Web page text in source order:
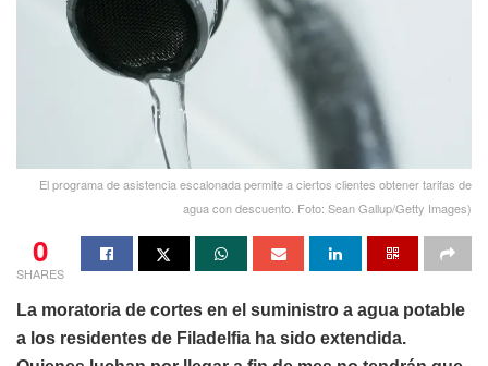
El programa de asistencia escalonada permite a ciertos clientes obtener tarifas de
agua con descuento. Foto: Sean Gallup/Getty Images)
0
SHARES
La moratoria de cortes en el suministro a agua potable
a los residentes de Filadelfia ha sido extendida.